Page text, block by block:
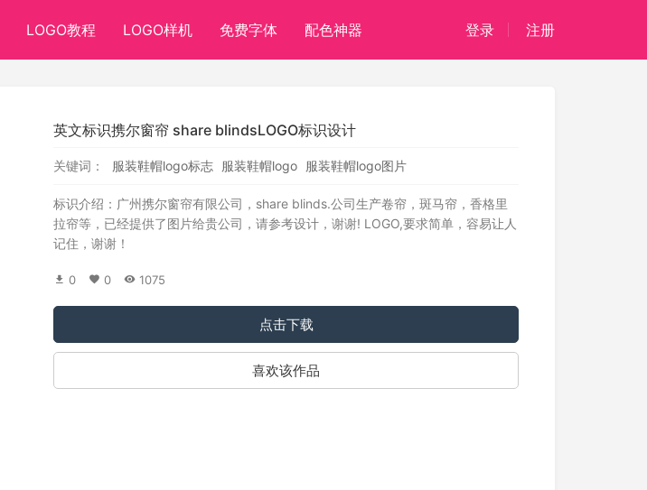
LOGO教程 LOGO样机 免费字体 配色神器 登录 注册
英文标识携尔窗帘 share blindsLOGO标识设计
关键词： 服装鞋帽logo标志 服装鞋帽logo 服装鞋帽logo图片
标识介绍：广州携尔窗帘有限公司，share blinds.公司生产卷帘，斑马帘，香格里
拉帘等，已经提供了图片给贵公司，请参考设计，谢谢! LOGO,要求简单，容易让人
记住，谢谢！
0 0 1075
点击下载
喜欢该作品